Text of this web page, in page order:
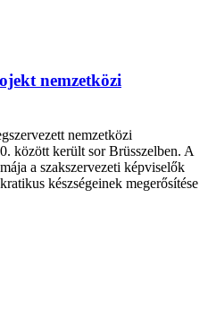
nemzetközi
nemzetközi
között került sor Brüsszelben. A
a szakszervezeti képviselők
készségeinek megerősítése